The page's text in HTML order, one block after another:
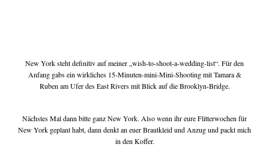
my favorites
New York steht definitiv auf meiner „wish-to-shoot-a-wedding-list“. Für den
Anfang gabs ein wirkliches 15-Minuten-mini-Mini-Shooting mit Tamara &
Ruben am Ufer des East Rivers mit Blick auf die Brooklyn-Bridge.
Nächstes Mal dann bitte ganz New York. Also wenn ihr eure Flitterwochen für
New York geplant habt, dann denkt an euer Brautkleid und Anzug und packt mich
in den Koffer.